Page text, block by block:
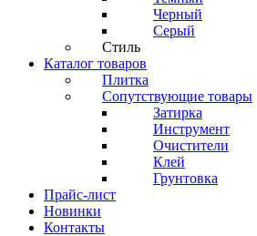
Черный
Серый
Стиль
Каталог товаров
Плитка
Сопутствующие товары
Затирка
Инструмент
Очистители
Клей
Грунтовка
Прайс-лист
Новинки
Контакты